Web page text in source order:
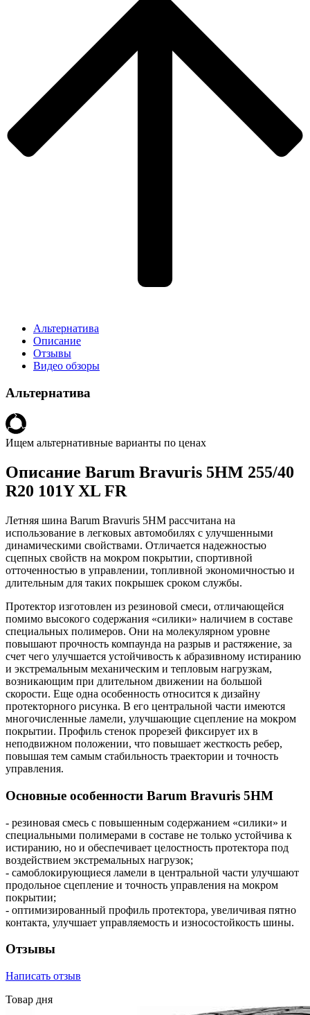
Альтернатива
Описание
Отзывы
Видео обзоры
Альтернатива
Ищем альтернативные варианты по ценах
Описание Barum Bravuris 5HM 255/40
R20 101Y XL FR
Летняя шина Barum Bravuris 5HM рассчитана на
использование в легковых автомобилях с улучшенными
динамическими свойствами. Отличается надежностью
сцепных свойств на мокром покрытии, спортивной
отточенностью в управлении, топливной экономичностью и
длительным для таких покрышек сроком службы.
Протектор изготовлен из резиновой смеси, отличающейся
помимо высокого содержания «силики» наличием в составе
специальных полимеров. Они на молекулярном уровне
повышают прочность компаунда на разрыв и растяжение, за
счет чего улучшается устойчивость к абразивному истиранию
и экстремальным механическим и тепловым нагрузкам,
возникающим при длительном движении на большой
скорости. Еще одна особенность относится к дизайну
протекторного рисунка. В его центральной части имеются
многочисленные ламели, улучшающие сцепление на мокром
покрытии. Профиль стенок прорезей фиксирует их в
неподвижном положении, что повышает жесткость ребер,
повышая тем самым стабильность траектории и точность
управления.
Основные особенности Barum Bravuris 5HM
- резиновая смесь с повышенным содержанием «силики» и
специальными полимерами в составе не только устойчива к
истиранию, но и обеспечивает целостность протектора под
воздействием экстремальных нагрузок;
- самоблокирующиеся ламели в центральной части улучшают
продольное сцепление и точность управления на мокром
покрытии;
- оптимизированный профиль протектора, увеличивая пятно
контакта, улучшает управляемость и износостойкость шины.
Отзывы
Написать отзыв
Товар дня